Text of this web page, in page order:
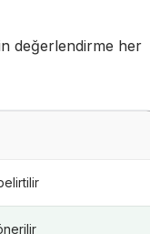
değerlendirme her